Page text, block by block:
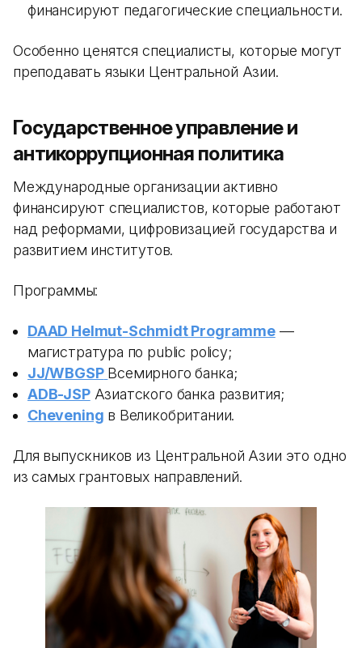
финансируют педагогические специальности.
Особенно ценятся специалисты, которые могут
преподавать языки Центральной Азии.
Государственное управление и
антикоррупционная политика
Международные организации активно
финансируют специалистов, которые работают
над реформами, цифровизацией государства и
развитием институтов.
Программы:
DAAD Helmut-Schmidt Programme—
магистратура по public policy;
JJ/WBGSP Всемирного банка;
ADB-JSPАзиатского банка развития;
Chevening в Великобритании.
Для выпускников из Центральной Азии это одно
из самых грантовых направлений.